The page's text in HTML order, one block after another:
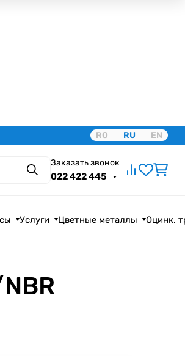
RO RU EN
Поиск
Заказать звонок
022 422 445
Услуги Цветные металлы Оцинк.